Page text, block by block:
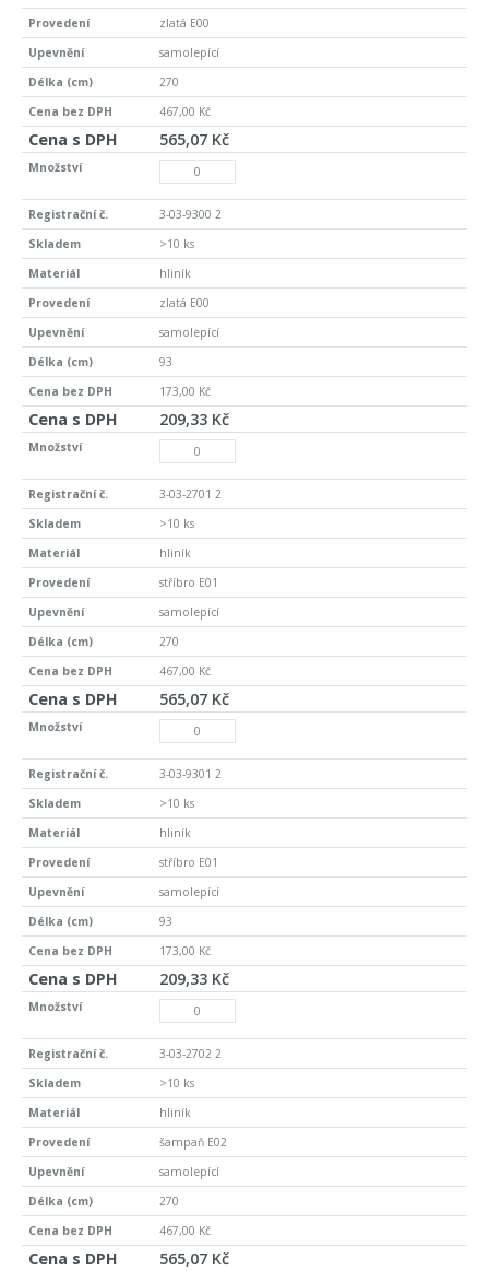
zlatá E00
samolepící
270
467,00 Kč
565,07 Kč
3-03-9300 2
>10 ks
hliník
zlatá E00
samolepící
93
173,00 Kč
209,33 Kč
3-03-2701 2
>10 ks
hliník
stříbro E01
samolepící
270
467,00 Kč
565,07 Kč
3-03-9301 2
>10 ks
hliník
stříbro E01
samolepící
93
173,00 Kč
209,33 Kč
3-03-2702 2
>10 ks
hliník
šampaň E02
samolepící
270
467,00 Kč
565,07 Kč